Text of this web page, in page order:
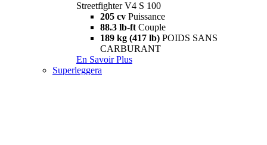
Streetfighter V4 S 100
205 cv Puissance
88.3 lb-ft Couple
189 kg (417 lb) POIDS SANS
CARBURANT
En Savoir Plus
Superleggera